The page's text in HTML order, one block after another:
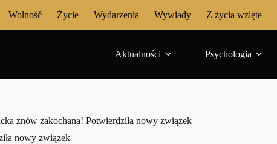
Wolność Życie Wydarzenia Wywiady Z życia wzięte
Aktualności Psychologia
znów zakochana! Potwierdziła nowy związek
nowy związek